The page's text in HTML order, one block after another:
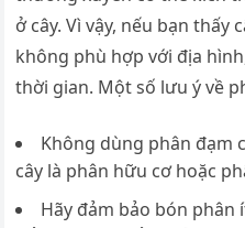
ở cây. Vì vậy, nếu bạn thấy
không phù hợp với địa
thời gian. Một số lưu ý về
Không dùng phân đạm
cây là phân hữu cơ hoặc
Hãy đảm bảo bón